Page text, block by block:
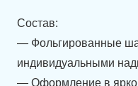
Состав:
— Фольгированные
индивидуальными
— Оформление в ярко